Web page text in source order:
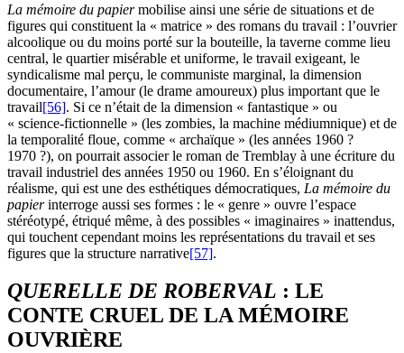
La mémoire du papiermobilise ainsi une série de situations et de
figures qui constituent la « matrice » des romans du travail : l’ouvrier
alcoolique ou du moins porté sur la bouteille, la taverne comme lieu
central, le quartier misérable et uniforme, le travail exigeant, le
syndicalisme mal perçu, le communiste marginal, la dimension
documentaire, l’amour (le drame amoureux) plus important que le
travail[56]. Si ce n’était de la dimension « fantastique » ou
« science-fictionnelle » (les zombies, la machine médiumnique) et de
la temporalité floue, comme « archaïque » (les années 1960 ?
1970 ?), on pourrait associer le roman de Tremblay à une écriture du
travail industriel des années 1950 ou 1960. En s’éloignant du
réalisme, qui est une des esthétiques démocratiques, La mémoire du
papierinterroge aussi ses formes : le « genre » ouvre l’espace
stéréotypé, étriqué même, à des possibles « imaginaires » inattendus,
qui touchent cependant moins les représentations du travail et ses
figures que la structure narrative[57].
QUERELLE DE ROBERVAL : LE
CONTE CRUEL DE LA MÉMOIRE
OUVRIÈRE